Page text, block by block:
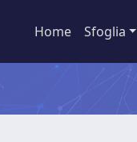
Home Sfoglia